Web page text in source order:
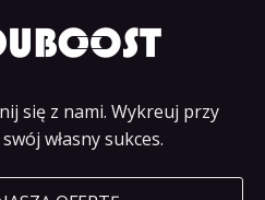
się z nami. Wykreuj przy
własny sukces.